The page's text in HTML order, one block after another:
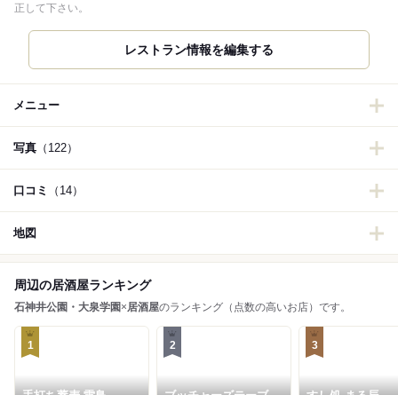
正して下さい。
レストラン情報を編集する
メニュー
写真 （122）
口コミ （14）
地図
周辺の居酒屋ランキング
石神井公園・大泉学園×居酒屋のランキング（点数の高いお店）です。
1 2 3